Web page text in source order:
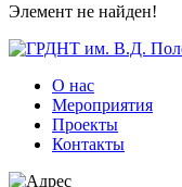
Элемент не найден!
О нас
Мероприятия
Проекты
Контакты